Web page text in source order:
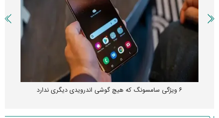
۶ ویژگی سامسونگ که هیچ گوشی اندرویدی دیگری ندارد